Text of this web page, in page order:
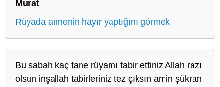
Murat
Rüyada annenin hayır yaptığını görmek
Bu sabah kaç tane rüyamı tabir ettiniz Allah razı
olsun inşallah tabirleriniz tez çıksın amin şükran